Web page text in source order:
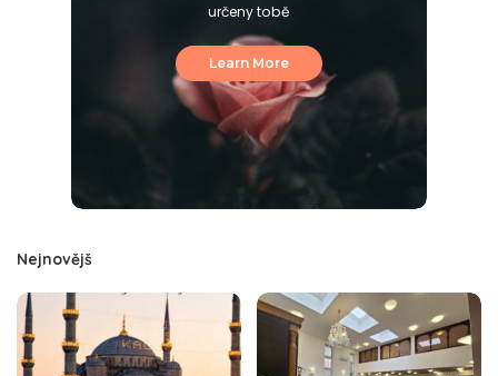
určeny tobě
Learn More
Nejnovějš